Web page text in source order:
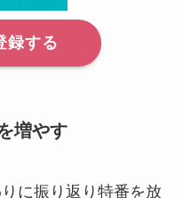
録する
増やす
に振り返り特番を放